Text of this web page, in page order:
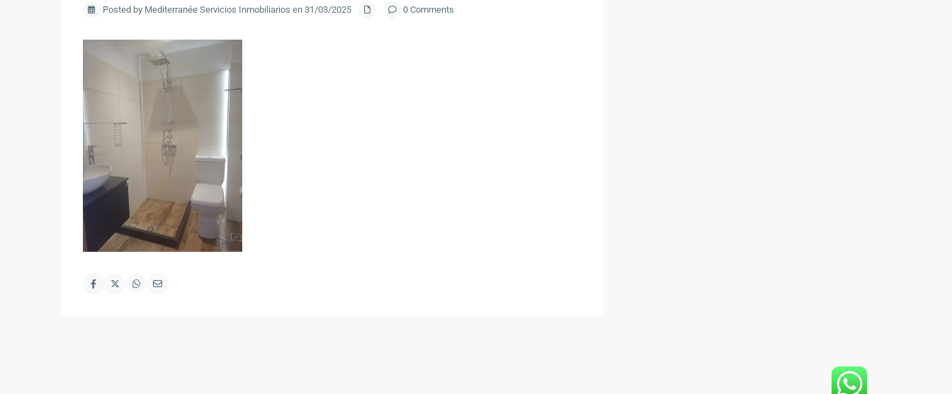
Posted by Mediterranée Servicios Inmobiliarios en 31/03/2025 0 Comments